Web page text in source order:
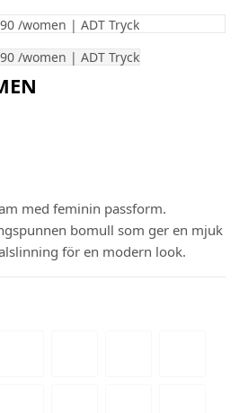
med feminin passform.
bomull som ger en mjuk
för en modern look.